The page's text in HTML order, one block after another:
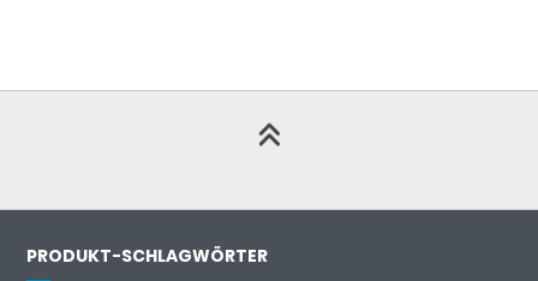
PRODUKT-SCHLAGWÖRTER